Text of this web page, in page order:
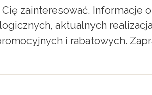
zainteresować. Informacje
aktualnych
i rabatowych.